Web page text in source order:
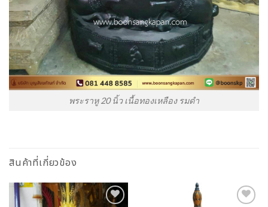
พระราหู 20 นิ้ว เนื้อทองเหลือง รมดำ
สินค้าที่เกี่ยวข้อง